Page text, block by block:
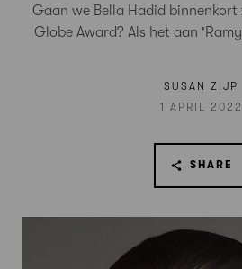
Gaan we Bella Hadid binnenkort
Globe Award? Als het aan
SUSAN ZIJP
1 APRIL 2022
SHARE